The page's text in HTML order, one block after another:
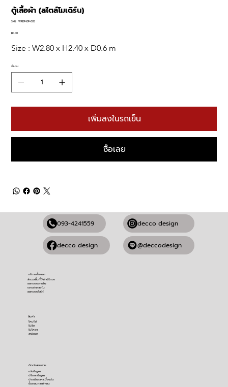
ตู้เสื้อผ้า (สไตล์โมเดิร์น)
SKU: SKU
WRDP-DP-005
ราคา
฿0.00
Size : W2.80 x H2.40 x D0.6 m
จำนวน
เพิ่มลงในรถเข็น
ซื้อเลย
093-4241559
decco design
decco design
@deccodesign
บริการทั้งหมด
สำรวจพื้นที่ให้คำปรึกษา
ออกแบบภายใน
ตกแต่งภายใน
ออกแบบโลโก้
สินค้า
โคมไฟ
ไม้อัด
ไม้โครง
ลามิเนต
ติดต่อสอบถาม
​แจ้งปัญหา
ปรึกษาปัญหา
ประเมินราคาเบื้องต้น
ขั้นตอนการทำงาน